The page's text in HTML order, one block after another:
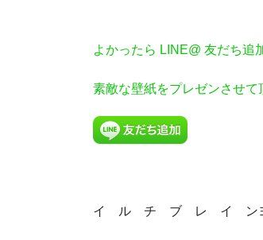
よかったら LINE@ 友だち追
素敵な壁紙をプレゼンさせて
イ ル チ ブ レ イ